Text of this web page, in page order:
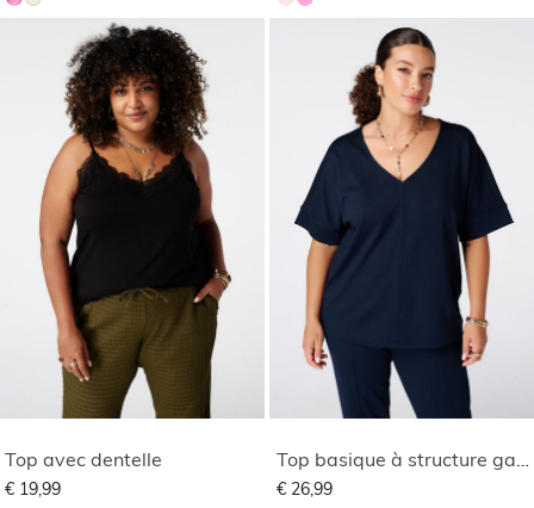
Top avec dentelle
€ 19,99 € 26,99